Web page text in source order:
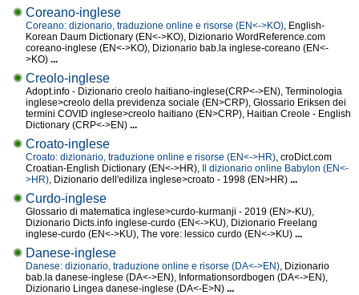
Coreano-inglese
Coreano: dizionario, traduzione online e risorse (EN<->KO), English-
Korean Daum Dictionary (EN<->KO), Dizionario WordReference.com
coreano-inglese (EN<->KO), Dizionario bab.la inglese-coreano (EN<-
>KO) ...
Creolo-inglese
Adopt.info - Dizionario creolo haitiano-inglese(CRP<->EN), Terminologia
inglese>creolo della previdenza sociale (EN>CRP), Glossario Eriksen dei
termini COVID inglese>creolo haitiano (EN>CRP), Haitian Creole - English
Dictionary (CRP<->EN) ...
Croato-inglese
Croato: dizionario, traduzione online e risorse (EN<->HR), croDict.com
Croatian-English Dictionary (EN<->HR),
Il dizionario online Babylon (EN<-
>HR), Dizionario dell'ediliza inglese>croato - 1998 (EN>HR) ...
Curdo-inglese
Glossario di matematica inglese>curdo-kurmanji - 2019 (EN>-KU),
Dizionario Dicts.info inglese-curdo (EN<->KU), Dizionario Freelang
inglese-curdo (EN<->KU), The vore: lessico curdo (EN<->KU) ...
Danese-inglese
Danese: dizionario, traduzione online e risorse (DA<->EN), Dizionario
bab.la danese-inglese (DA<->EN), Informationsordbogen (DA<->EN),
Dizionario Lingea danese-inglese (DA<-E>N) ...